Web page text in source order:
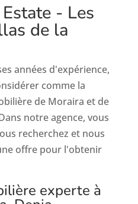
- Les
de la
années d'expérience,
comme la
de Moraira et de
notre agence, vous
recherchez et nous
offre pour l'obtenir
experte à